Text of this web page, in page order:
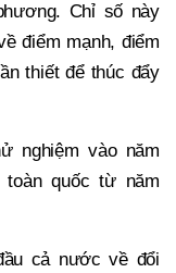
Chỉ số này
điểm mạnh, điểm
thiết để thúc đẩy
nghiệm vào năm
quốc từ năm
cả nước về đổi